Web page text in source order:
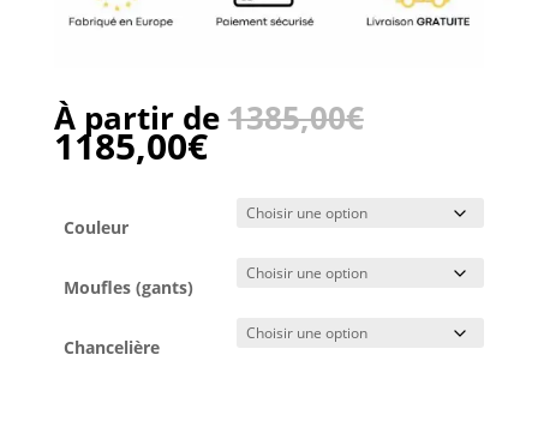
À partir de1385,00€
1185,00€
Couleur
Moufles (gants)
Chancelière